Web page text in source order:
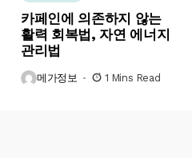
카페인에 의존하지 않는
활력 회복법, 자연 에너지
관리법
메가정보 1 Mins Read